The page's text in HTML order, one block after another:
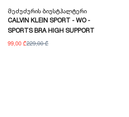
Მეძუძურის Ბიუსტჰალტერი
CALVIN KLEIN SPORT - WO -
SPORTS BRA HIGH SUPPORT
99,00 ₾229,00 ₾